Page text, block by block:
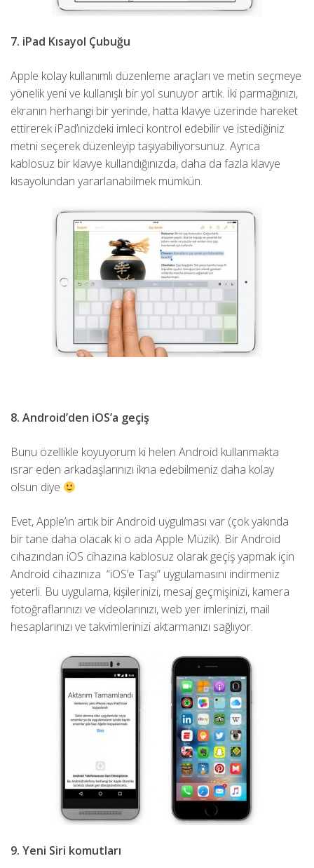
7. iPad Kısayol Çubuğu
Apple kolay kullanımlı düzenleme araçları ve metin seçmeye
yönelik yeni ve kullanışlı bir yol sunuyor artık. İki parmağınızı,
ekranın herhangi bir yerinde, hatta klavye üzerinde hareket
ettirerek iPad’ınizdeki imleci kontrol edebilir ve istediğiniz
metni seçerek düzenleyip taşıyabiliyorsunuz. Ayrıca
kablosuz bir klavye kullandığınızda, daha da fazla klavye
kısayolundan yararlanabilmek mümkün.
8. Android’den iOS’a geçiş
Bunu özellikle koyuyorum ki helen Android kullanmakta
ısrar eden arkadaşlarınızı ikna edebilmeniz daha kolay
olsun diye
Evet, Apple’ın artık bir Android uygulması var (çok yakında
bir tane daha olacak ki o ada Apple Müzik). Bir Android
cıhazından iOS cihazına kablosuz olarak geçiş yapmak için
Android cihazınıza “iOS’e Taşı” uygulamasını indirmeniz
yeterli. Bu uygulama, kişilerinizi, mesaj geçmişinizi, kamera
fotoğraflarınızı ve videolarınızı, web yer imlerinizi, mail
hesaplarınızı ve takvimlerinizi aktarmanızı sağlıyor.
9. Yeni Siri komutları